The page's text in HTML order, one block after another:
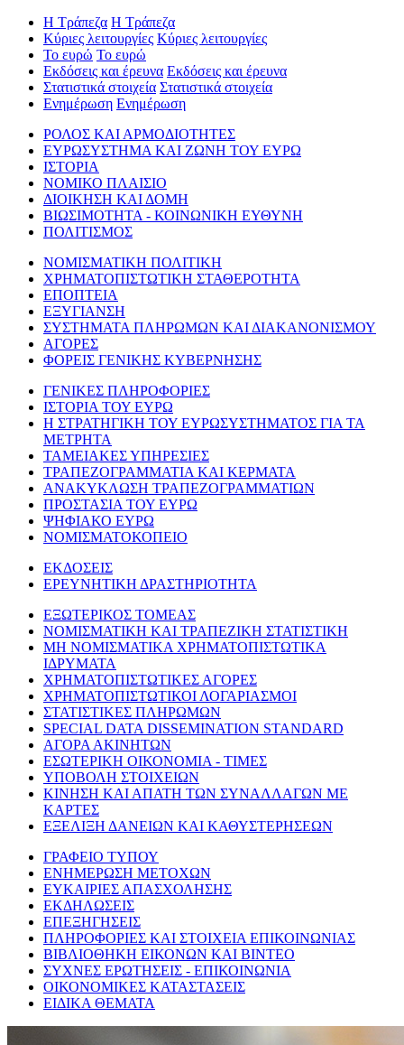
Η Τράπεζα Η Τράπεζα
Κύριες λειτουργίες Κύριες λειτουργίες
Το ευρώ Το ευρώ
Εκδόσεις και έρευνα Εκδόσεις και έρευνα
Στατιστικά στοιχεία Στατιστικά στοιχεία
Ενημέρωση Ενημέρωση
ΡΟΛΟΣ ΚΑΙ ΑΡΜΟΔΙΟΤΗΤΕΣ
ΕΥΡΩΣΥΣΤΗΜΑ ΚΑΙ ΖΩΝΗ ΤΟΥ ΕΥΡΩ
ΙΣΤΟΡΙΑ
ΝΟΜΙΚΟ ΠΛΑΙΣΙΟ
ΔΙΟΙΚΗΣΗ ΚΑΙ ΔΟΜΗ
ΒΙΩΣΙΜΟΤΗΤΑ - ΚΟΙΝΩΝΙΚΗ ΕΥΘΥΝΗ
ΠΟΛΙΤΙΣΜΟΣ
ΝΟΜΙΣΜΑΤΙΚΗ ΠΟΛΙΤΙΚΗ
ΧΡΗΜΑΤΟΠΙΣΤΩΤΙΚΗ ΣΤΑΘΕΡΟΤΗΤΑ
ΕΠΟΠΤΕΙΑ
ΕΞΥΓΙΑΝΣΗ
ΣΥΣΤΗΜΑΤΑ ΠΛΗΡΩΜΩΝ ΚΑΙ ΔΙΑΚΑΝΟΝΙΣΜΟΥ
ΑΓΟΡΕΣ
ΦΟΡΕΙΣ ΓΕΝΙΚΗΣ ΚΥΒΕΡΝΗΣΗΣ
ΓΕΝΙΚΕΣ ΠΛΗΡΟΦΟΡΙΕΣ
ΙΣΤΟΡΙΑ ΤΟΥ ΕΥΡΩ
Η ΣΤΡΑΤΗΓΙΚΗ ΤΟΥ ΕΥΡΩΣΥΣΤΗΜΑΤΟΣ ΓΙΑ ΤΑ
ΜΕΤΡΗΤΑ
ΤΑΜΕΙΑΚΕΣ ΥΠΗΡΕΣΙΕΣ
ΤΡΑΠΕΖΟΓΡΑΜΜΑΤΙΑ ΚΑΙ ΚΕΡΜΑΤΑ
ΑΝΑΚΥΚΛΩΣΗ ΤΡΑΠΕΖΟΓΡΑΜΜΑΤΙΩΝ
ΠΡΟΣΤΑΣΙΑ ΤΟΥ ΕΥΡΩ
ΨΗΦΙΑΚΟ ΕΥΡΩ
ΝΟΜΙΣΜΑΤΟΚΟΠΕΙΟ
ΕΚΔΟΣΕΙΣ
ΕΡΕΥΝΗΤΙΚΗ ΔΡΑΣΤΗΡΙΟΤΗΤΑ
ΕΞΩΤΕΡΙΚΟΣ ΤΟΜΕΑΣ
ΝΟΜΙΣΜΑΤΙΚΗ ΚΑΙ ΤΡΑΠΕΖΙΚΗ ΣΤΑΤΙΣΤΙΚΗ
ΜΗ ΝΟΜΙΣΜΑΤΙΚΑ ΧΡΗΜΑΤΟΠΙΣΤΩΤΙΚΑ
ΙΔΡΥΜΑΤΑ
ΧΡΗΜΑΤΟΠΙΣΤΩΤΙΚΕΣ ΑΓΟΡΕΣ
ΧΡΗΜΑΤΟΠΙΣΤΩΤΙΚΟΙ ΛΟΓΑΡΙΑΣΜΟΙ
ΣΤΑΤΙΣΤΙΚΕΣ ΠΛΗΡΩΜΩΝ
SPECIAL DATA DISSEMINATION STANDARD
ΑΓΟΡΑ ΑΚΙΝΗΤΩΝ
ΕΣΩΤΕΡΙΚΗ ΟΙΚΟΝΟΜΙΑ - ΤΙΜΕΣ
ΥΠΟΒΟΛΗ ΣΤΟΙΧΕΙΩΝ
ΚΙΝΗΣΗ ΚΑΙ ΑΠΑΤΗ ΤΩΝ ΣΥΝΑΛΛΑΓΩΝ ΜΕ
ΚΑΡΤΕΣ
ΕΞΕΛΙΞΗ ΔΑΝΕΙΩΝ ΚΑΙ ΚΑΘΥΣΤΕΡΗΣΕΩΝ
ΓΡΑΦΕΙΟ ΤΥΠΟΥ
ΕΝΗΜΕΡΩΣΗ ΜΕΤΟΧΩΝ
ΕΥΚΑΙΡΙΕΣ ΑΠΑΣΧΟΛΗΣΗΣ
ΕΚΔΗΛΩΣΕΙΣ
ΕΠΕΞΗΓΗΣΕΙΣ
ΠΛΗΡΟΦΟΡΙΕΣ ΚΑΙ ΣΤΟΙΧΕΙΑ ΕΠΙΚΟΙΝΩΝΙΑΣ
ΒΙΒΛΙΟΘΗΚΗ ΕΙΚΟΝΩΝ ΚΑΙ ΒΙΝΤΕΟ
ΣΥΧΝΕΣ ΕΡΩΤΗΣΕΙΣ - ΕΠΙΚΟΙΝΩΝΙΑ
ΟΙΚΟΝΟΜΙΚΕΣ ΚΑΤΑΣΤΑΣΕΙΣ
ΕΙΔΙΚΑ ΘΕΜΑΤΑ